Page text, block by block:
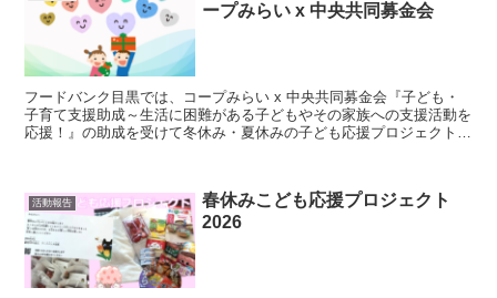
ープみらい x 中央共同募金会
フードバンク目黒では、コープみらい x 中央共同募金会『子ども・
子育て支援助成～生活に困難がある子どもやその家族への支援活動を
応援！』の助成を受けて冬休み・夏休みの子ども応援プロジェクトを
活動報告
春休みこども応援プロジェクト
2026